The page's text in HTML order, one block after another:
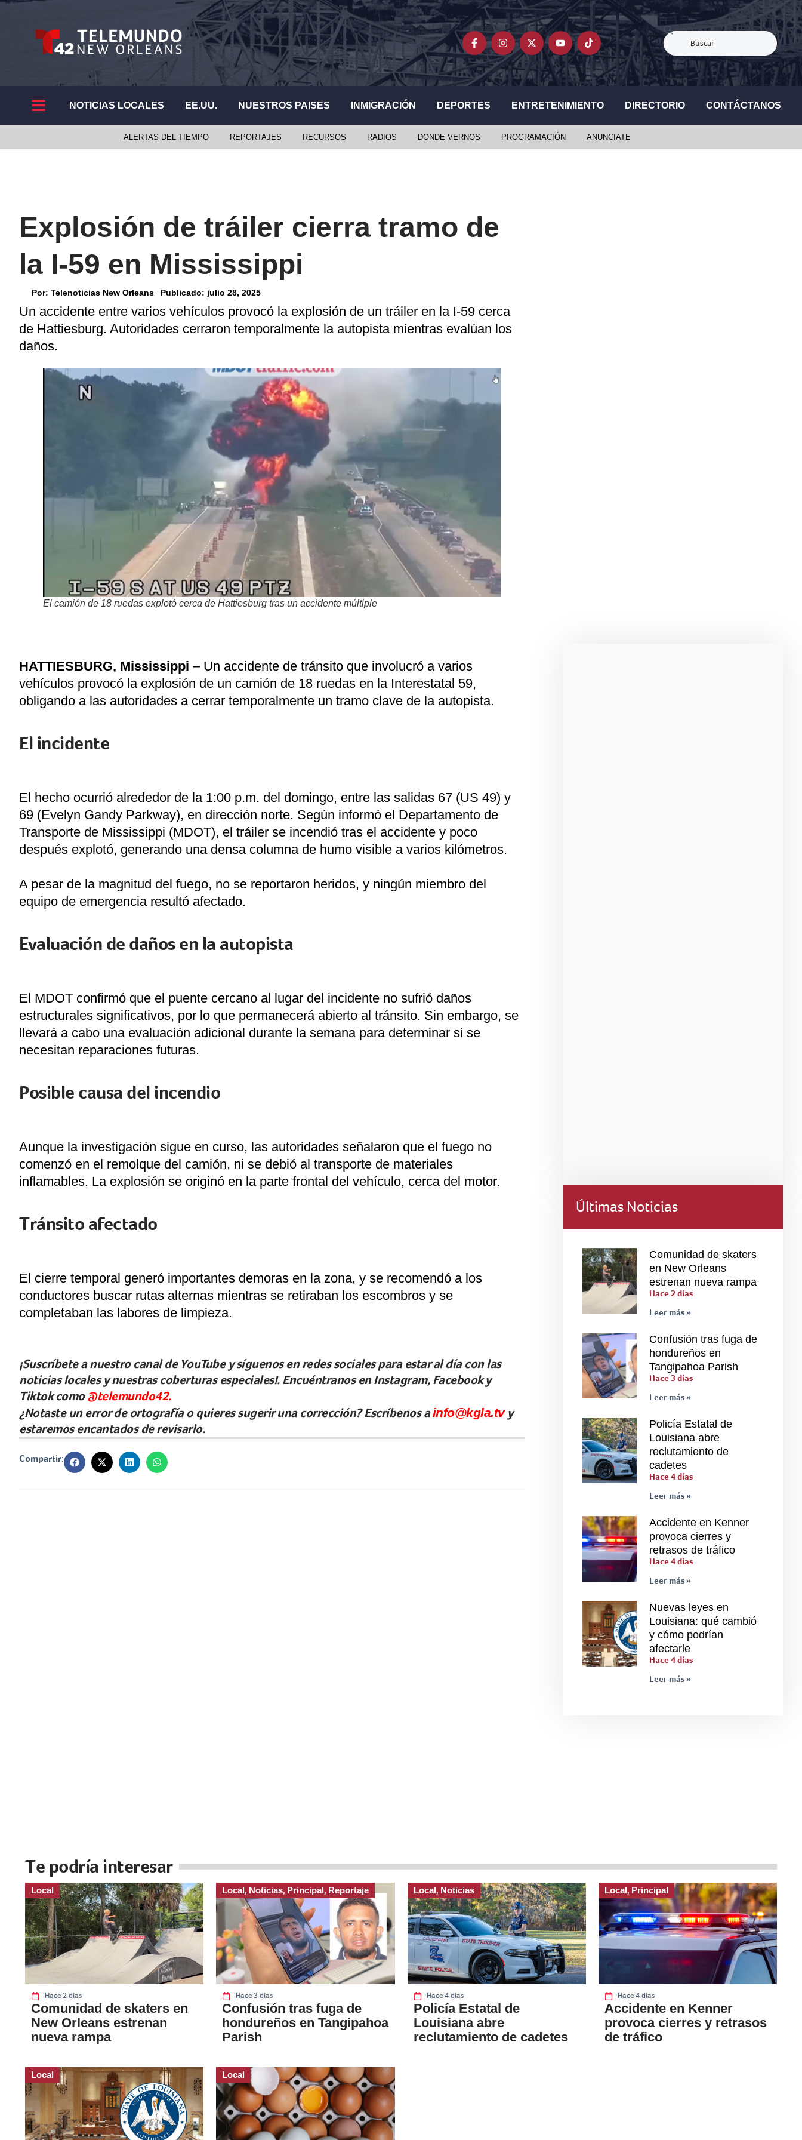
NOTICIAS LOCALES EE.UU. NUESTROS PAISES INMIGRACIÓN DEPORTES ENTRETENIMIENTO DIRECTORIO CONTÁCTANOS
ALERTAS DEL TIEMPO REPORTAJES RECURSOS RADIOS DONDE VERNOS PROGRAMACIÓN ANUNCIATE
Explosión de tráiler cierra tramo de
la I-59 en Mississippi
Por: Telenoticias New Orleans Publicado: julio 28, 2025
Un accidente entre varios vehículos provocó la explosión de un tráiler en la I-59 cerca
de Hattiesburg. Autoridades cerraron temporalmente la autopista mientras evalúan los
daños.
El camión de 18 ruedas explotó cerca de Hattiesburg tras un accidente múltiple
HATTIESBURG, Mississippi – Un accidente de tránsito que involucró a varios
vehículos provocó la explosión de un camión de 18 ruedas en la Interestatal 59,
obligando a las autoridades a cerrar temporalmente un tramo clave de la autopista.
El incidente
El hecho ocurrió alrededor de la 1:00 p.m. del domingo, entre las salidas 67 (US 49) y
69 (Evelyn Gandy Parkway), en dirección norte. Según informó el Departamento de
Transporte de Mississippi (MDOT), el tráiler se incendió tras el accidente y poco
después explotó, generando una densa columna de humo visible a varios kilómetros.
A pesar de la magnitud del fuego, no se reportaron heridos, y ningún miembro del
equipo de emergencia resultó afectado.
Evaluación de daños en la autopista
El MDOT confirmó que el puente cercano al lugar del incidente no sufrió daños
estructurales significativos, por lo que permanecerá abierto al tránsito. Sin embargo, se
llevará a cabo una evaluación adicional durante la semana para determinar si se
necesitan reparaciones futuras.
Posible causa del incendio
Aunque la investigación sigue en curso, las autoridades señalaron que el fuego no
comenzó en el remolque del camión, ni se debió al transporte de materiales
inflamables. La explosión se originó en la parte frontal del vehículo, cerca del motor.
Tránsito afectado
El cierre temporal generó importantes demoras en la zona, y se recomendó a los
conductores buscar rutas alternas mientras se retiraban los escombros y se
completaban las labores de limpieza.
¡Suscríbete a nuestro canal de YouTube y síguenos en redes sociales para estar al día con las
noticias locales y nuestras coberturas especiales!. Encuéntranos en Instagram, Facebook y
Tiktok como @telemundo42.
¿Notaste un error de ortografía o quieres sugerir una corrección? Escríbenos ainfo@kgla.tvy
estaremos encantados de revisarlo.
Compartir:
Últimas Noticias
Comunidad de skaters
en New Orleans
estrenan nueva rampa
Hace 2 días
Leer más »
Confusión tras fuga de
hondureños en
Tangipahoa Parish
Hace 3 días
Leer más »
Policía Estatal de
Louisiana abre
reclutamiento de
cadetes
Hace 4 días
Leer más »
Accidente en Kenner
provoca cierres y
retrasos de tráfico
Hace 4 días
Leer más »
Nuevas leyes en
Louisiana: qué cambió
y cómo podrían
afectarle
Hace 4 días
Leer más »
Te podría interesar
Local
Hace 2 días
Comunidad de skaters en
New Orleans estrenan
nueva rampa
Local, Noticias, Principal, Reportaje
Hace 3 días
Confusión tras fuga de
hondureños en Tangipahoa
Parish
Local, Noticias
Hace 4 días
Policía Estatal de
Louisiana abre
reclutamiento de cadetes
Local, Principal
Hace 4 días
Accidente en Kenner
provoca cierres y retrasos
de tráfico
Local Local